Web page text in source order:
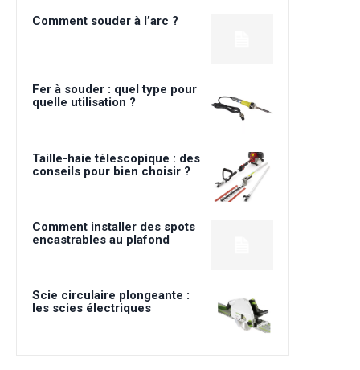
Comment souder à l’arc ?
Fer à souder : quel type pour
quelle utilisation ?
Taille-haie télescopique : des
conseils pour bien choisir ?
Comment installer des spots
encastrables au plafond
Scie circulaire plongeante :
les scies électriques